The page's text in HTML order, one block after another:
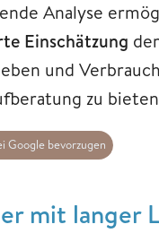
Analyse
Einschätzung
und
zu
Google bevorzugen
mit langer